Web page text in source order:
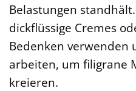
Belastungen
dickflüssige Cremes
Bedenken verwenden
arbeiten, um filigrane
kreieren.